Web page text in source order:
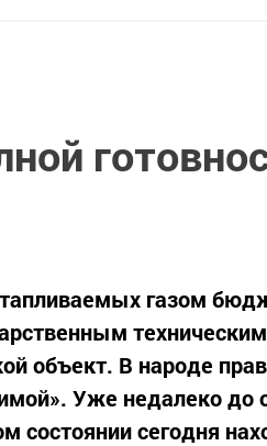
газом
объект. В народе
Уже недалеко до
состоянии сегодня